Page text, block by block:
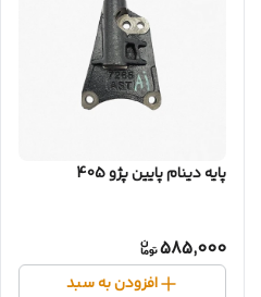
پایه دینام پایین پژو 405
585,000
افزودن به سبد